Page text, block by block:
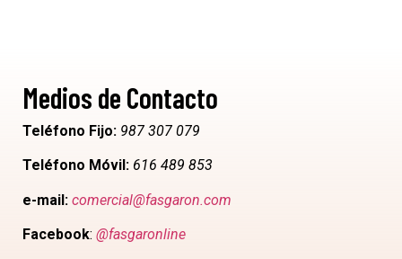
Medios de Contacto
Teléfono Fijo: 987 307 079
Teléfono Móvil: 616 489 853
e-mail: comercial@fasgaron.com
Facebook: @fasgaronline